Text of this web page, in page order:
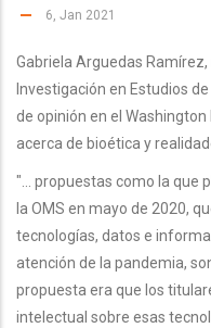
6, Jan 2021
Gabriela Arguedas
Investigación en Estudios
de opinión en el
acerca de bioética y
"... propuestas como la que
la OMS en mayo de 2020,
tecnologías, datos e
atención de la pandemia,
propuesta era que los
intelectual sobre esas